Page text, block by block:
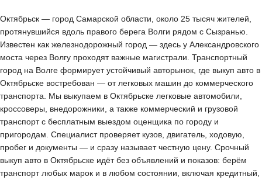
Октябрьск — город Самарской области, около 25 тысяч жителей,
протянувшийся вдоль правого берега Волги рядом с Сызранью.
Известен как железнодорожный город — здесь у Александровского
моста через Волгу проходят важные магистрали. Транспортный
город на Волге формирует устойчивый авторынок, где выкуп авто в
Октябрьске востребован — от легковых машин до коммерческого
транспорта. Мы выкупаем в Октябрьске легковые автомобили,
кроссоверы, внедорожники, а также коммерческий и грузовой
транспорт с бесплатным выездом оценщика по городу и
пригородам. Специалист проверяет кузов, двигатель, ходовую,
пробег и документы — и сразу называет честную цену. Срочный
выкуп авто в Октябрьске идёт без объявлений и показов: берём
транспорт любых марок и в любом состоянии, включая кредитный,